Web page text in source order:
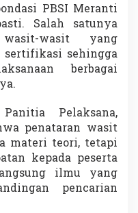
PBSI Meranti
Salah satunya
wasit yang
sehingga
berbagai
Pelaksana,
penataran wasit
materi teori, tetapi
kepada peserta
ilmu yang
pencarian